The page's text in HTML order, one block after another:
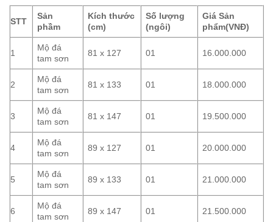
STT
Sản
phầm
Kích thước
(cm)
Số lượng
(ngôi)
Giá Sản
phẩm(VNĐ)
1
Mộ đá
tam sơn
81 x 127 01 16.000.000
2
Mộ đá
tam sơn
81 x 133 01 18.000.000
3
Mộ đá
tam sơn
81 x 147 01 19.500.000
4
Mộ đá
tam sơn
89 x 127 01 20.000.000
5
Mộ đá
tam sơn
89 x 133 01 21.000.000
6
Mộ đá
tam sơn
89 x 147 01 21.500.000